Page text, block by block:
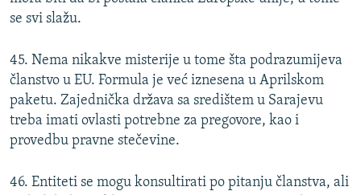
se svi slažu.
45. Nema nikakve misterije u tome šta podrazumijeva
članstvo u EU. Formula je već iznesena u Aprilskom
paketu. Zajednička država sa središtem u Sarajevu
treba imati ovlasti potrebne za pregovore, kao i
provedbu pravne stečevine.
46. Entiteti se mogu konsultirati po pitanju članstva, ali